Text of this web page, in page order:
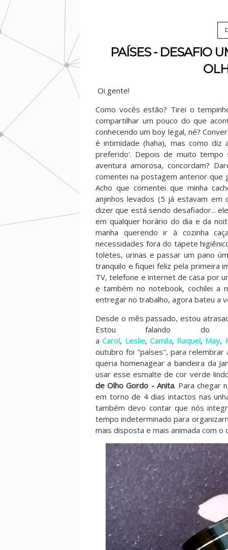
PAÍSES - DESAFIO
Oi gente!
Como vocês estão? Tirei o
compartilhar um pouco do que
conhecendo um boy legal, né?
é intimidade (haha), mas como diz
preferido'. Depois de muito tempo
aventura amorosa, concordam?
comentei na postagem anterior que
Acho que comentei que minha
anjinhos levados (5 já estavam
dizer que está sendo desafiador...
em qualquer horário do dia e da
manha querendo ir à cozinha
necessidades fora do tapete
toletes, urinas e passar um pano
tranquilo e fiquei feliz pela primeira
TV, telefone e internet de casa por
e também no notebook, cochilei a
entregar no trabalho, agora bateu a
Desde o mês passado, estou
Estou falando
aCarol, Leslie, Camila, Raquel, May,
outubro foi "países", para relembrar
queria homenagear a bandeira da
usar esse esmalte de cor verde
de Olho Gordo - Anita. Para chegar
em torno de 4 dias intactos nas
também devo contar que nós
tempo indeterminado para
mais disposta e mais animada com o